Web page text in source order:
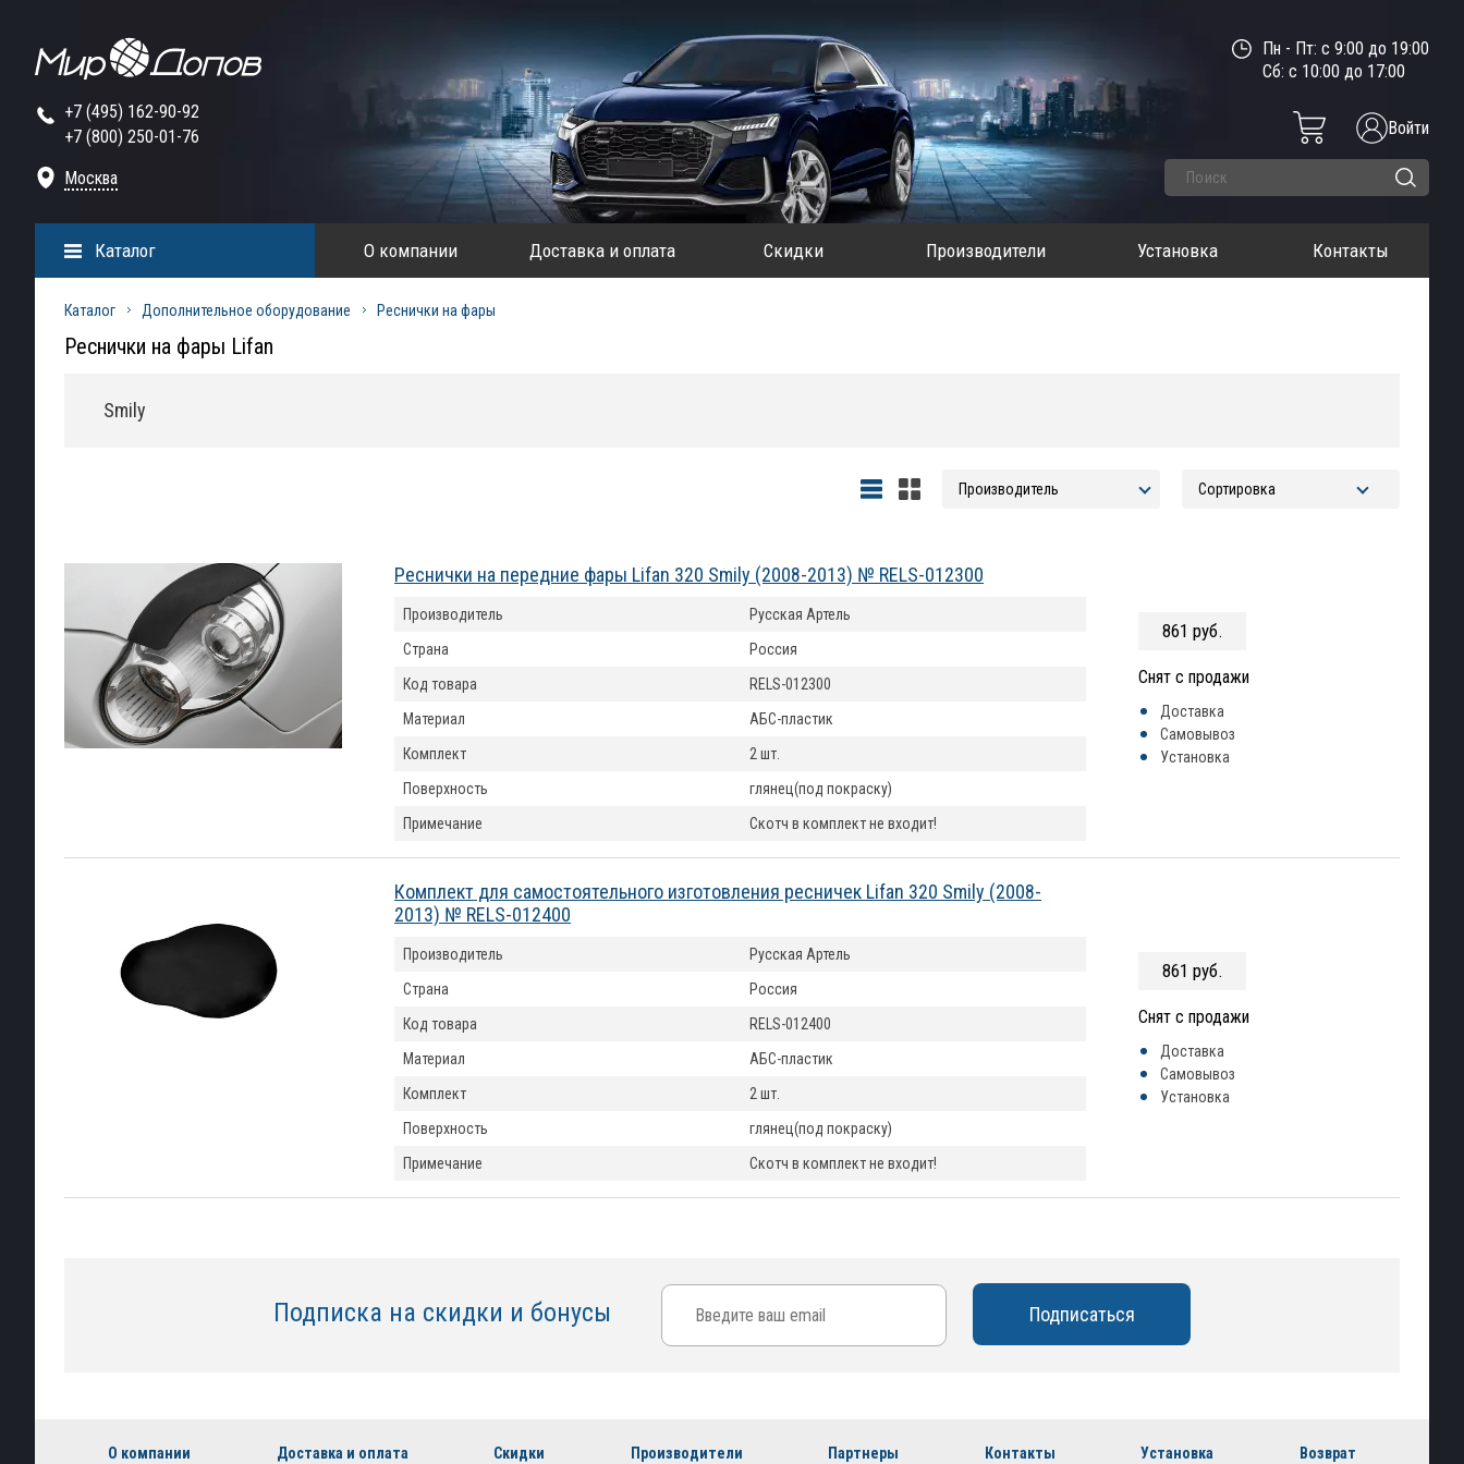
+7 (495) 162-90-92
+7 (800) 250-01-76
Москва
Пн - Пт: с 9:00 до 19:00
Сб: с 10:00 до 17:00
Войти
О компании Доставка и оплата Скидки Производители Установка Контакты
Каталог
Каталог Дополнительное оборудование Реснички на фары
Реснички на фары Lifan
Smily
Реснички на передние фары Lifan 320 Smily (2008-2013) № RELS-012300
861 руб.
Снят с продажи
Доставка
Самовывоз
Установка
Производитель
Русская Артель
Страна
Россия
Код товара
RELS-012300
Материал
АБС-пластик
Комплект
2 шт.
Поверхность
глянец(под покраску)
Примечание
Скотч в комплект не входит!
Комплект для самостоятельного изготовления ресничек Lifan 320 Smily (2008-
2013) № RELS-012400
861 руб.
Снят с продажи
Доставка
Самовывоз
Установка
Производитель
Русская Артель
Страна
Россия
Код товара
RELS-012400
Материал
АБС-пластик
Комплект
2 шт.
Поверхность
глянец(под покраску)
Примечание
Скотч в комплект не входит!
Подписка на скидки и бонусы
О компании Доставка и оплата Скидки Производители Партнеры Контакты Установка Возврат